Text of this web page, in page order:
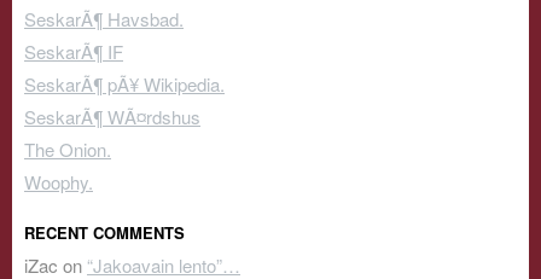
SeskarÃ¶ Havsbad.
SeskarÃ¶ IF
SeskarÃ¶ pÃ¥ Wikipedia.
SeskarÃ¶ WÃ¤rdshus
The Onion.
Woophy.
RECENT COMMENTS
iZac on “Jakoavain lento”…